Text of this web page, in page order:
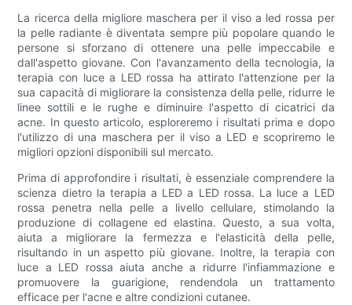
La ricerca della migliore maschera per il viso a led rossa per
la pelle radiante è diventata sempre più popolare quando le
persone si sforzano di ottenere una pelle impeccabile e
dall'aspetto giovane. Con l'avanzamento della tecnologia, la
terapia con luce a LED rossa ha attirato l'attenzione per la
sua capacità di migliorare la consistenza della pelle, ridurre le
linee sottili e le rughe e diminuire l'aspetto di cicatrici da
acne. In questo articolo, esploreremo i risultati prima e dopo
l'utilizzo di una maschera per il viso a LED e scopriremo le
migliori opzioni disponibili sul mercato.
Prima di approfondire i risultati, è essenziale comprendere la
scienza dietro la terapia a LED a LED rossa. La luce a LED
rossa penetra nella pelle a livello cellulare, stimolando la
produzione di collagene ed elastina. Questo, a sua volta,
aiuta a migliorare la fermezza e l'elasticità della pelle,
risultando in un aspetto più giovane. Inoltre, la terapia con
luce a LED rossa aiuta anche a ridurre l'infiammazione e
promuovere la guarigione, rendendola un trattamento
efficace per l'acne e altre condizioni cutanee.